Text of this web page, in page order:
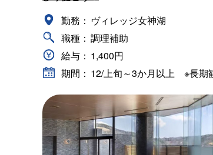
勤務： ヴィレッジ女神湖
職種： 調理補助
給与： 1,400円
期間： 12/上旬～3か月以上 ※長期